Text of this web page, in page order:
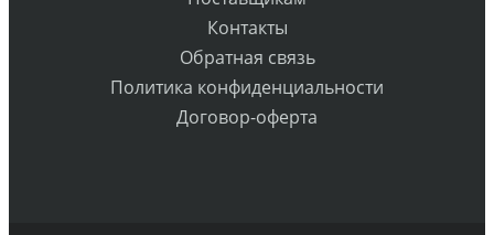
Контакты
Обратная связь
Политика конфиденциальности
Договор-оферта